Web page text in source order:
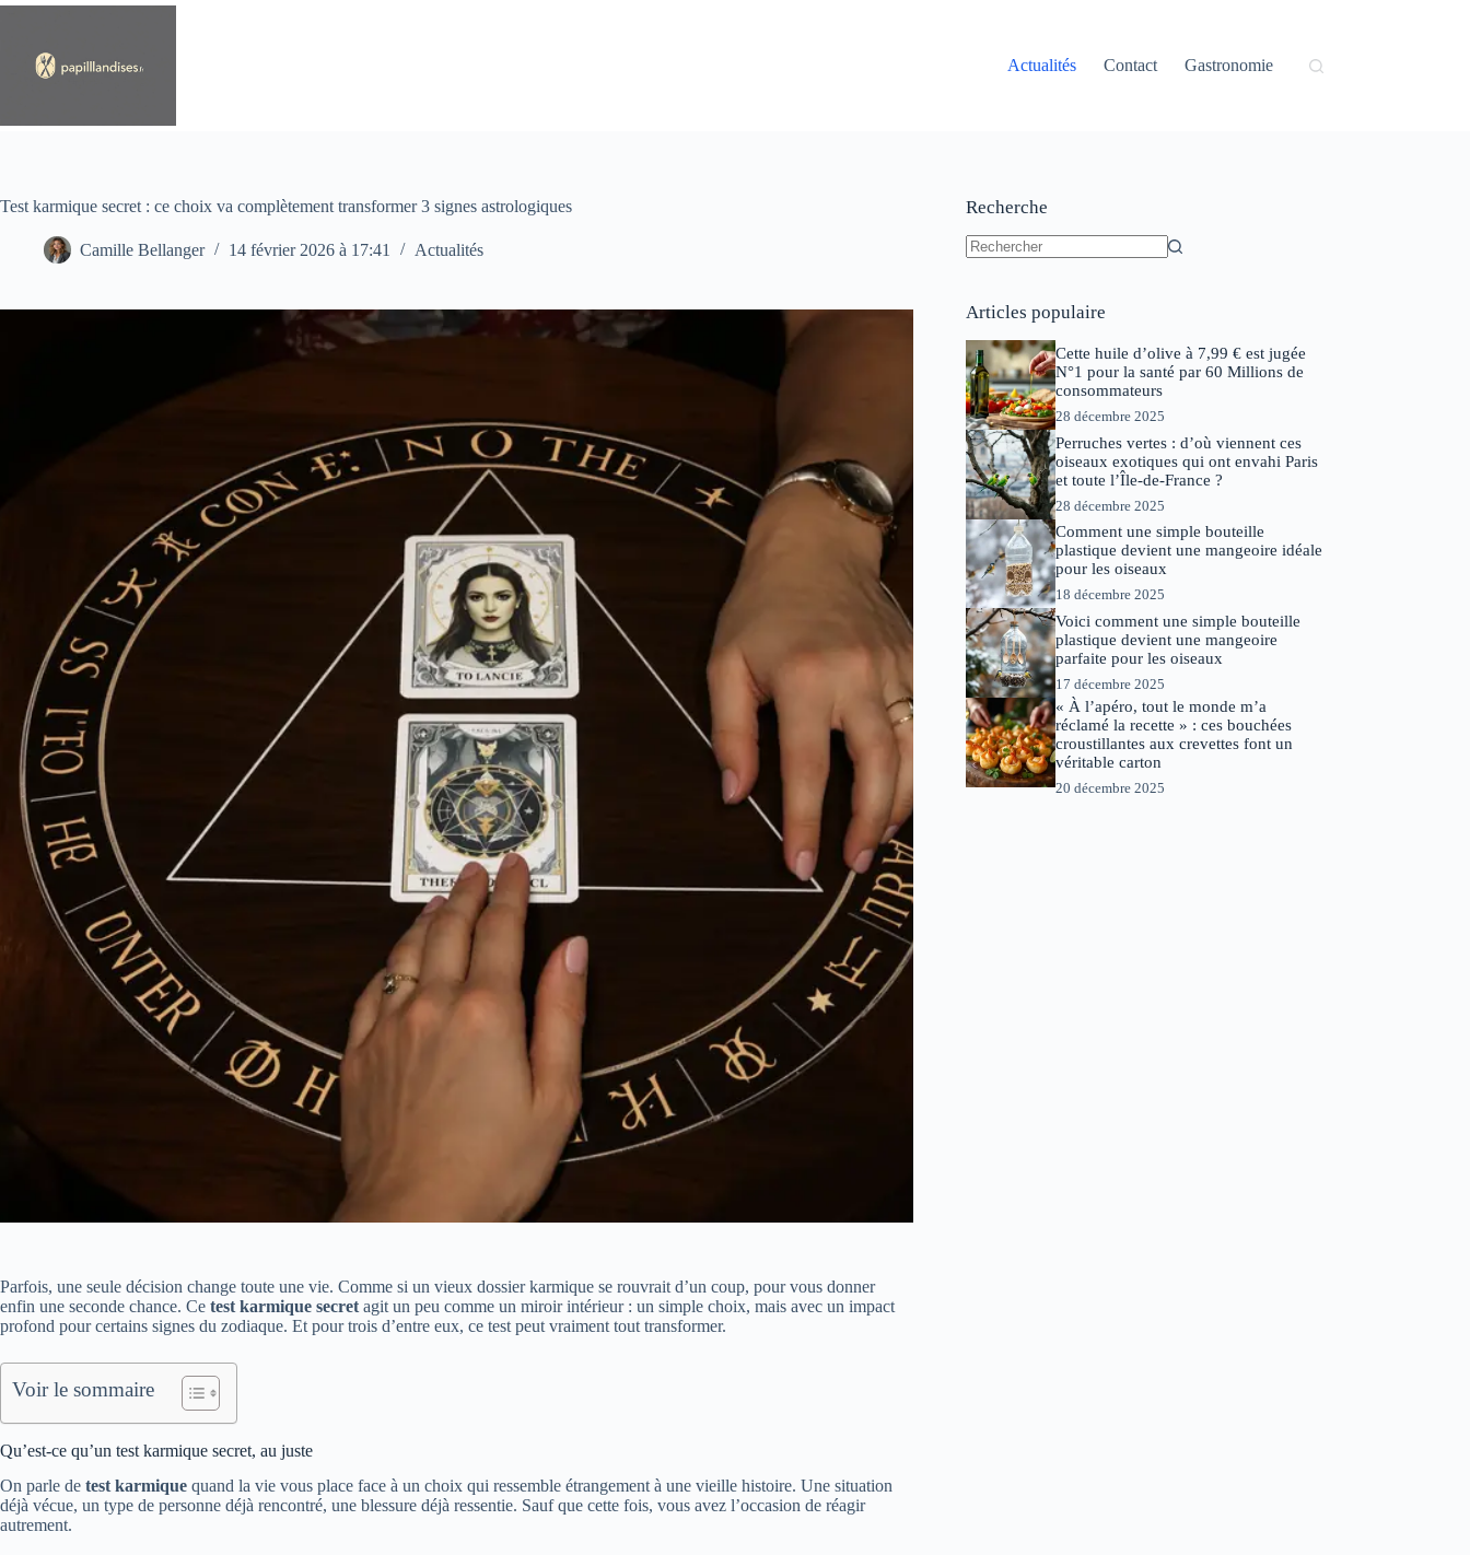
Passer
Actualités
Contact Gastronomie
Test karmique secret : ce choix va complètement transformer 3 signes astrologiques
Camille Bellanger 14 février 2026 à 17:41 Actualités
Parfois, une seule décision change toute une vie. Comme si un vieux dossier karmique se rouvrait d’un coup, pour vous donner
enfin une seconde chance. Ce test karmique secret agit un peu comme un miroir intérieur : un simple choix, mais avec un impact
profond pour certains signes du zodiaque. Et pour trois d’entre eux, ce test peut vraiment tout transformer.
Voir le sommaire
Qu’est-ce qu’un test karmique secret, au juste
On parle de test karmique quand la vie vous place face à un choix qui ressemble étrangement à une vieille histoire. Une situation
déjà vécue, un type de personne déjà rencontré, une blessure déjà ressentie. Sauf que cette fois, vous avez l’occasion de réagir
autrement.
Recherche
Articles populaire
Cette huile d’olive à 7,99 € est jugée
N°1 pour la santé par 60 Millions de
consommateurs
28 décembre 2025
Perruches vertes : d’où viennent ces
oiseaux exotiques qui ont envahi Paris
et toute l’Île-de-France ?
28 décembre 2025
Comment une simple bouteille
plastique devient une mangeoire idéale
pour les oiseaux
18 décembre 2025
Voici comment une simple bouteille
plastique devient une mangeoire
parfaite pour les oiseaux
17 décembre 2025
« À l’apéro, tout le monde m’a
réclamé la recette » : ces bouchées
croustillantes aux crevettes font un
véritable carton
20 décembre 2025